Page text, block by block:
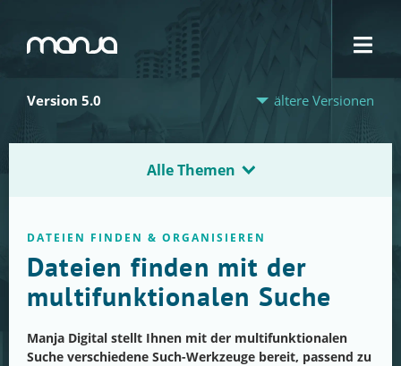
Navigation
Version 5.0 ältere Versionen
Alle Themen
DATEIEN FINDEN & ORGANISIEREN
Dateien finden mit der
multifunktionalen Suche
Manja Digital stellt Ihnen mit der multifunktionalen
Suche verschiedene Such-Werkzeuge bereit, passend zu